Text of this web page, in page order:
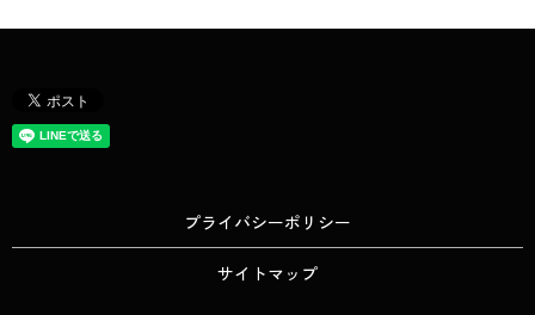
プライバシーポリシー
サイトマップ